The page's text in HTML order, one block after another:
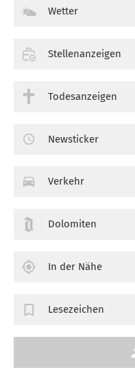
Wetter
Stellenanzeigen
Todesanzeigen
Newsticker
Verkehr
Dolomiten
In der Nähe
Lesezeichen